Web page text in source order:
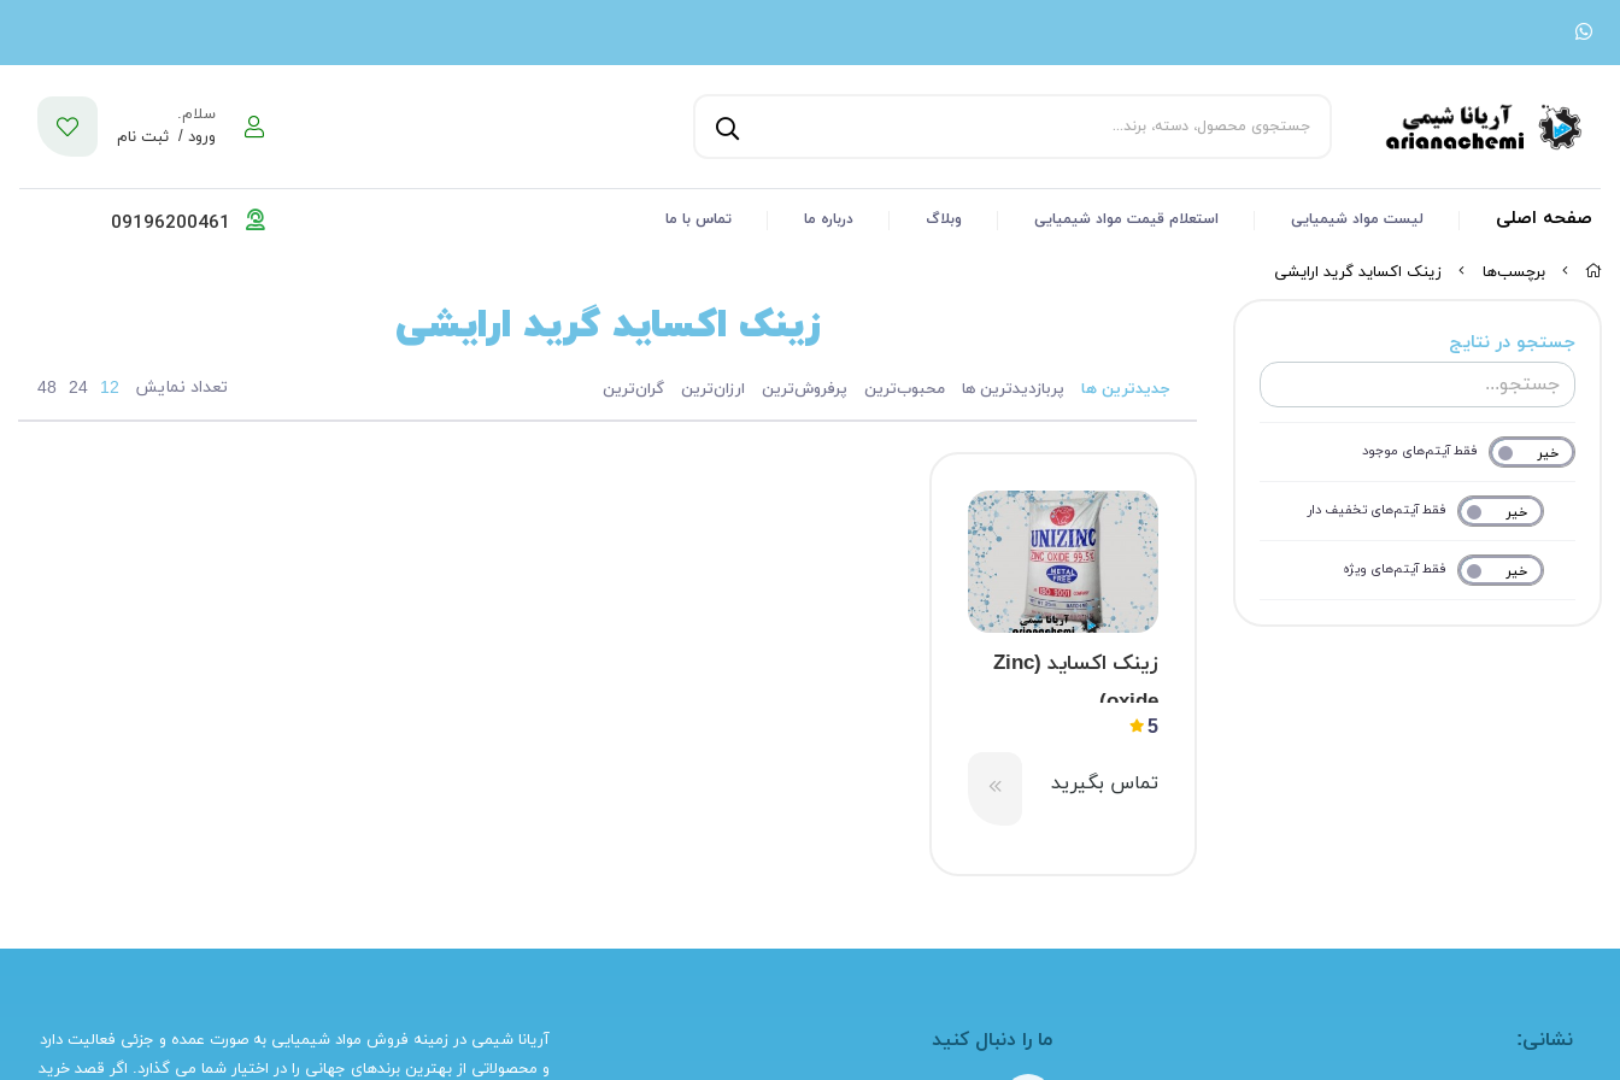
سلام.
ورود / ثبت نام
صفحه اصلی لیست مواد شیمیایی استعلام قیمت مواد شیمیایی وبلاگ درباره ما تماس با ما
برچسب‌ها زینک اکساید گرید ارایشی
جستجو در نتایج
بله خیر فقط آیتم‌های موجود
بله خیر فقط آیتم‌های تخفیف دار
بله خیر فقط آیتم‌های ویژه
زینک اکساید گرید ارایشی
جدیدترین ها پربازدیدترین ها محبوب‌‌ترین پرفروش‌ترین ارزان‌ترین گران‌ترین تعداد نمایش 12
24
48
زینک اکساید (Zinc
oxide)
5
تماس بگیرید
نشانی: ما را دنبال کنید
آریانا شیمی در زمینه فروش مواد شیمیایی به صورت عمده و جزئی فعالیت دارد
و محصولاتی از بهترین برندهای جهانی را در اختیار شما می گذارد. اگر قصد خرید